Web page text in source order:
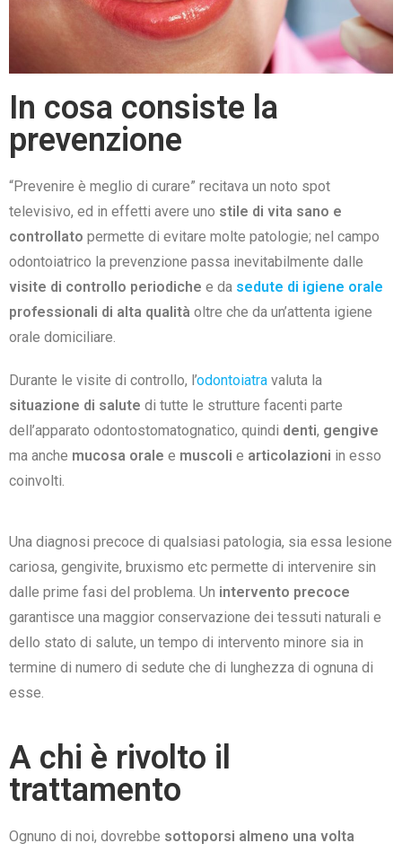
In cosa consiste la
prevenzione
“Prevenire è meglio di curare” recitava un noto spot
televisivo, ed in effetti avere uno stile di vita sano e
controllato permette di evitare molte patologie; nel campo
odontoiatrico la prevenzione passa inevitabilmente dalle
visite di controllo periodiche e da sedute di igiene orale
professionali di alta qualità oltre che da un’attenta igiene
orale domiciliare.
Durante le visite di controllo, l’odontoiatra valuta la
situazione di salute di tutte le strutture facenti parte
dell’apparato odontostomatognatico, quindi denti, gengive
ma anche mucosa orale e muscoli e articolazioni in esso
coinvolti.
Una diagnosi precoce di qualsiasi patologia, sia essa lesione
cariosa, gengivite, bruxismo etc permette di intervenire sin
dalle prime fasi del problema. Un intervento precoce
garantisce una maggior conservazione dei tessuti naturali e
dello stato di salute, un tempo di intervento minore sia in
termine di numero di sedute che di lunghezza di ognuna di
esse.
A chi è rivolto il
trattamento
Ognuno di noi, dovrebbe sottoporsi almeno una volta